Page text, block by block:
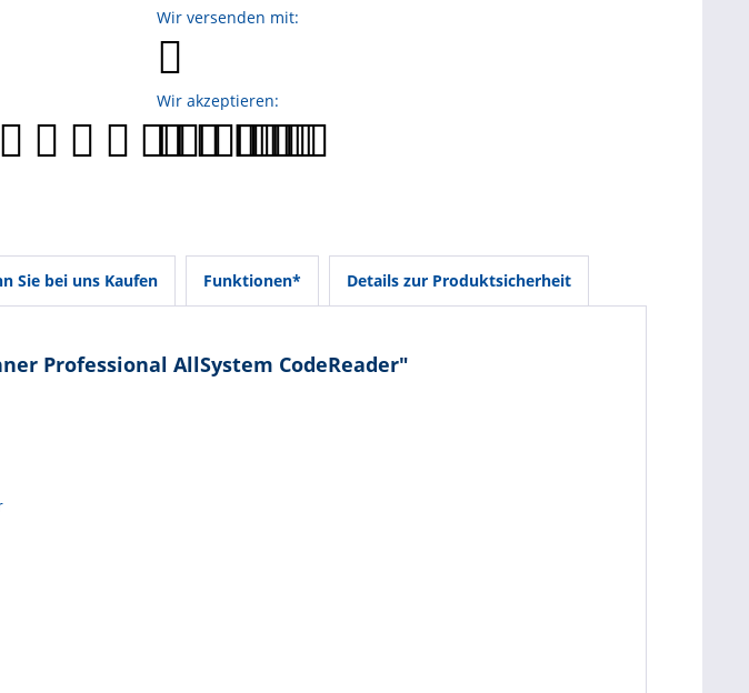
Wir versenden mit:
Wir akzeptieren:
Sie bei uns Kaufen Funktionen* Details zur Produktsicherheit
Professional AllSystem CodeReader"